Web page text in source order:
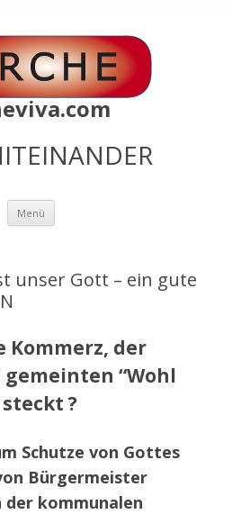
Menü Zum
springen
unser Gott – ein gute
Kommerz, der
“Wohl
?
Schutze von Gottes
Bürgermeister
der kommunalen